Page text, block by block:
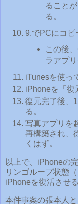
ること
る。
9.でPCにコピ
この後
ラアプ
iTunesを使っ
iPhoneを「復
復元完了後、
る。
写真アプリを
再構築され、
くはず。
以上で、iPhoneの
リンゴループ状態
iPhoneを復活させ
本件事案の張本人